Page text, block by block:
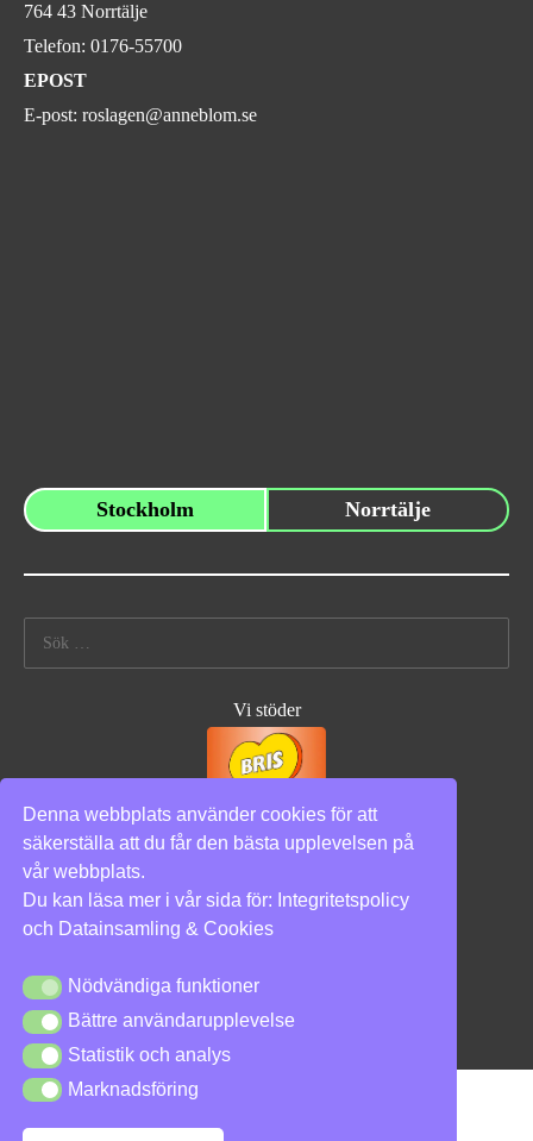
Denna webbplats använder cookies för att
säkerställa att du får den bästa upplevelsen på
vår webbplats.
Du kan läsa mer i vår sida för: Integritetspolicy
och Datainsamling & Cookies
Nödvändiga funktioner
Nödvändiga funktioner
Bättre användarupplevelse
Bättre användarupplevelse
Statistik och analys
Statistik och analys
Marknadsföring
Marknadsföring
764 43 Norrtälje
Telefon: 0176-55700
EPOST
E-post: roslagen@anneblom.se
Stockholm Norrtälje
Sök
efter:
Vi stöder